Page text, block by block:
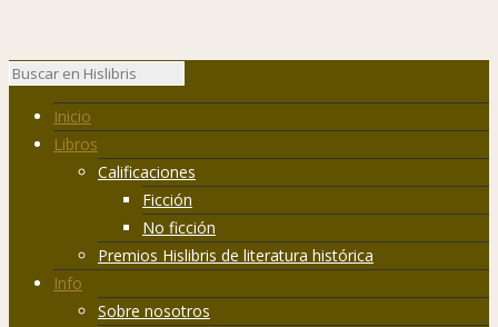
Inicio
Libros
Calificaciones
Ficción
No ficción
Premios Hislibris de literatura histórica
Info
Sobre nosotros